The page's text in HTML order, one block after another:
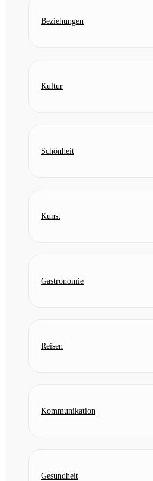
Beziehungen
Kultur
Schönheit
Kunst
Gastronomie
Reisen
Kommunikation
Gesundheit